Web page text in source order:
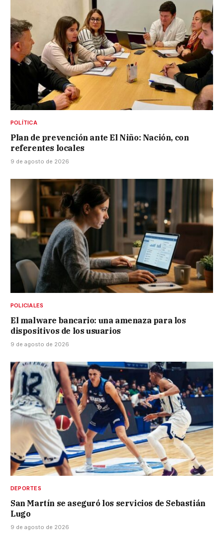
POLÍTICA
Plan de prevención ante El Niño: Nación, con
referentes locales
9 de agosto de 2026
POLICIALES
El malware bancario: una amenaza para los
dispositivos de los usuarios
9 de agosto de 2026
DEPORTES
San Martín se aseguró los servicios de Sebastián
Lugo
9 de agosto de 2026